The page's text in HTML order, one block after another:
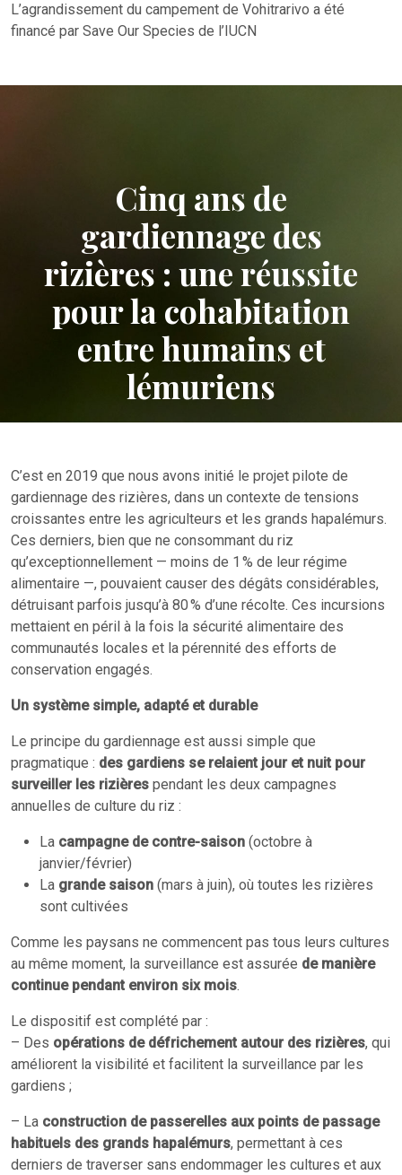
L’agrandissement du campement de Vohitrarivo a été
financé par Save Our Species de l’IUCN
Cinq ans de
gardiennage des
rizières : une réussite
pour la cohabitation
entre humains et
lémuriens
C’est en 2019 que nous avons initié le projet pilote de
gardiennage des rizières, dans un contexte de tensions
croissantes entre les agriculteurs et les grands hapalémurs.
Ces derniers, bien que ne consommant du riz
qu’exceptionnellement — moins de 1 % de leur régime
alimentaire —, pouvaient causer des dégâts considérables,
détruisant parfois jusqu’à 80 % d’une récolte. Ces incursions
mettaient en péril à la fois la sécurité alimentaire des
communautés locales et la pérennité des efforts de
conservation engagés.
Un système simple, adapté et durable
Le principe du gardiennage est aussi simple que
pragmatique : des gardiens se relaient jour et nuit pour
surveiller les rizières pendant les deux campagnes
annuelles de culture du riz :
La campagne de contre-saison (octobre à
janvier/février)
La grande saison (mars à juin), où toutes les rizières
sont cultivées
Comme les paysans ne commencent pas tous leurs cultures
au même moment, la surveillance est assurée de manière
continue pendant environ six mois.
Le dispositif est complété par :
– Des opérations de défrichement autour des rizières, qui
améliorent la visibilité et facilitent la surveillance par les
gardiens ;
– La construction de passerelles aux points de passage
habituels des grands hapalémurs, permettant à ces
derniers de traverser sans endommager les cultures et aux